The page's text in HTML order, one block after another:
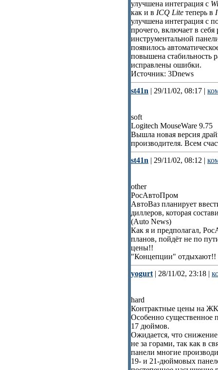
улучшена интеграция с
как и в ICQ Lite теперь в
улучшена интеграция с
прочего, включает в
инструментальной
появилось
повышена стабильность
исправлены ошибки.
Источник: 3Dnews
st41n | 29/11/02, 08:17 |
soft
Logitech MouseWare 9.75
Вышла новая версия
производителя. Всем
st41n | 29/11/02, 08:12 |
other
РосАвтоПром
АвтоВаз планирует
диллеров, которая
(Auto News)
Как я и предполагал,
планов, пойдёт не по
цены!!
"Концепции" отдыхают!!
yogurt | 28/11/02, 23:18 |
hard
Контрактные цены на
Особенно существенное
17 дюймов.
Ожидается, что
не за горами, так как в
панели многие
19- и 21-дюймовых